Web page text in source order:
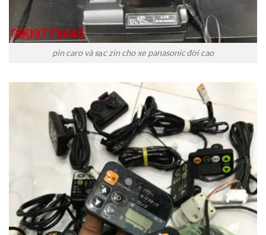
pin caro và sạc zin cho xe panasonic đời cao